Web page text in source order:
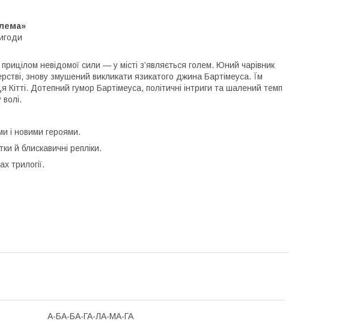
невідомої сили — у місті з’являється голем. Юний чарівник
знову змушений викликати язикатого джина Бартімеуса. Їм
Кітті. Дотепний гумор Бартімеуса, політичні інтриги та шалений темп
і новими героями.
й блискавичні репліки.
трилогії.
А-БА-БА-ГА-ЛА-МА-ГА